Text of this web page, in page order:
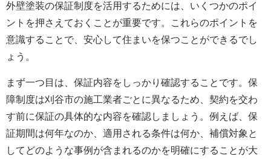
外壁塗装の保証制度を活用するためには、いくつかのポイ
ントを押さえておくことが重要です。これらのポイントを
意識することで、安心して住まいを保つことができるでし
ょう。
まず一つ目は、保証内容をしっかり確認することです。保
障制度は刈谷市の施工業者ごとに異なるため、契約を交わ
す前に保証の具体的な内容を確認しましょう。例えば、保
証期間は何年なのか、適用される条件は何か、補償対象と
してどのような事例が含まれるのかを明確にすることが大